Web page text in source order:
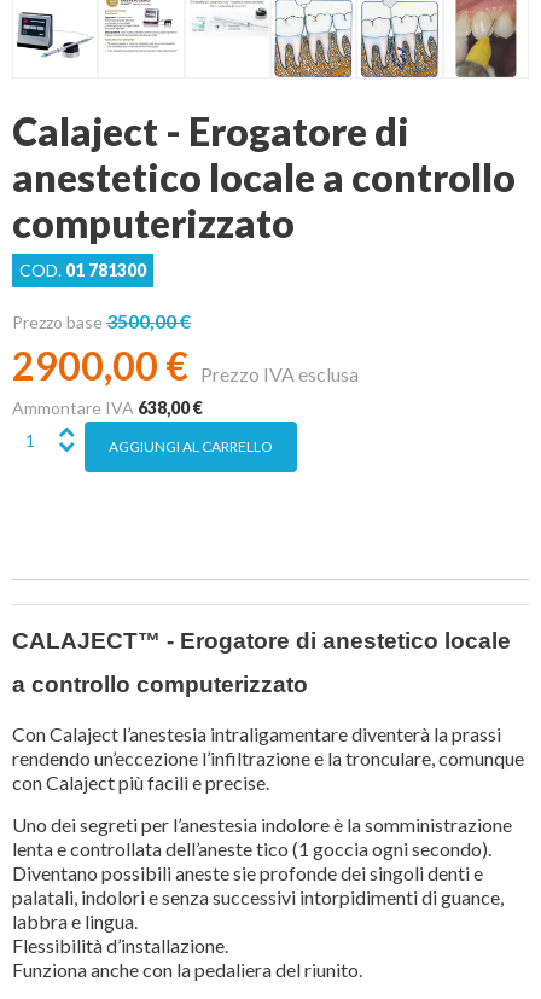
Calaject - Erogatore di
anestetico locale a controllo
computerizzato
COD. 01 781300
Prezzo base 3500,00 €
Prezzo IVA esclusa
2900,00 €
Ammontare IVA 638,00 €
CALAJECT™ - Erogatore di anestetico locale
a controllo computerizzato
Con Calaject l’anestesia intraligamentare diventerà la prassi
rendendo un’eccezione l’infiltrazione e la tronculare, comunque
con Calaject più facili e precise.
Uno dei segreti per l’anestesia indolore è la somministrazione
lenta e controllata dell’aneste tico (1 goccia ogni secondo).
Diventano possibili aneste sie profonde dei singoli denti e
palatali, indolori e senza successivi intorpidimenti di guance,
labbra e lingua.
Flessibilità d’installazione.
Funziona anche con la pedaliera del riunito.